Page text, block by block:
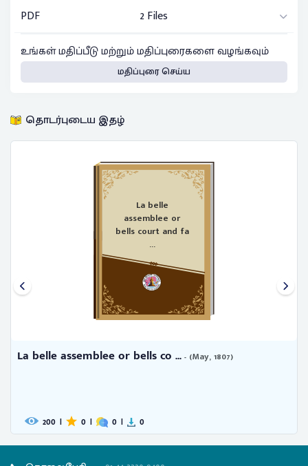
PDF
2 Files
உங்கள் மதிப்பீடு மற்றும் மதிப்புரைகளை வழங்கவும்
மதிப்புரை செய்ய
தொடர்புடைய இதழ்
La belle
assemblee or
bells court and fa
...
La belle assemblee or bells co ...- (May, 1807)
200 | 0 | 0 | 0